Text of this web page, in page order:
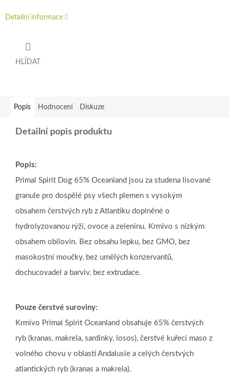
Detailní informace
HLÍDAT
Popis Hodnocení Diskuze
Detailní popis produktu
Popis:
Primal Spirit Dog 65% Oceanland jsou za studena lisované
granule pro dospělé psy všech plemen s vysokým
obsahem čerstvých ryb z Atlantiku doplněné o
hydrolyzovanou rýži, ovoce a zeleninu. Krmivo s nízkým
obsahem obilovin. Bez obsahu lepku, bez GMO, bez
masokostní moučky, bez umělých konzervantů,
dochucovadel a barviv, bez extrudace.
Pouze čerstvé suroviny:
Krmivo Primal Spirit Oceanland obsahuje 65% čerstvých
ryb (kranas, makrela, sardinky, losos), čerstvé kuřecí maso z
volného chovu v oblasti Andalusie a celých čerstvých
atlantických ryb (kranas a makrela).